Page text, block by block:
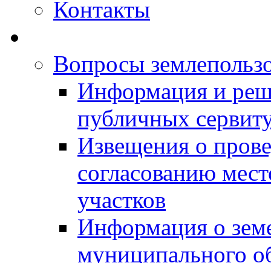
Контакты
Вопросы
Информация и
публичных
Извещения о
согласованию
участков
Информация о
муниципального